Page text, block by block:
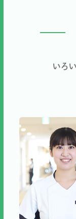
いろ
話しや
アットホ
雰囲気と
建物が魅
2021年
（地域包括